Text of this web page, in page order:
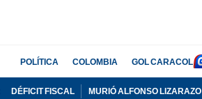
POLÍTICA COLOMBIA GOL CARACOL
DÉFICIT FISCAL MURIÓ ALFONSO LIZARAZO